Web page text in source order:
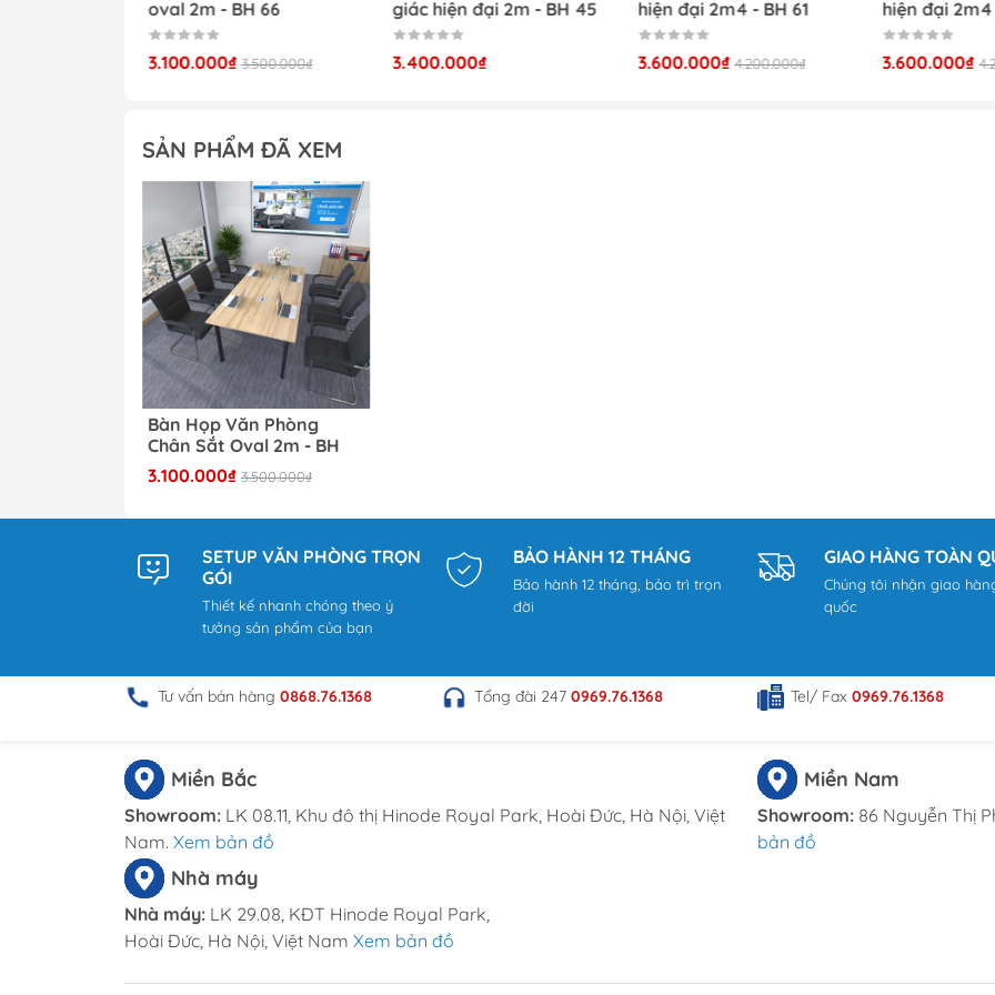
oval 2m - BH 66
3.100.000₫ 3.500.000₫
giác hiện đại 2m - BH 45
3.400.000₫
hiện đại 2m4 - BH 61
3.600.000₫ 4.200.000₫
hiện đại 2m4
3.600.000₫
SẢN PHẨM ĐÃ XEM
Bàn Họp Văn Phòng
Chân Sắt Oval 2m - BH
50
3.100.000₫ 3.500.000₫
SETUP VĂN PHÒNG TRỌN
GÓI
Thiết kế nhanh chóng theo ý
tưởng sản phẩm của bạn
BẢO HÀNH 12 THÁNG
Bảo hành 12 tháng, bảo trì trọn
đời
GIAO HÀNG TOÀN
Chúng tôi nhận giao
quốc
Tư vấn bán hàng 0868.76.1368 Tổng đài 247 0969.76.1368 Tel/ Fax 0969.76.1368
Miền Bắc
Showroom: LK 08.11, Khu đô thị Hinode Royal Park, Hoài Đức, Hà Nội, Việt
Nam. Xem bản đồ
Miền Nam
Showroom: 86 Nguyễn Thị
bản đồ
Nhà máy
Nhà máy: LK 29.08, KĐT Hinode Royal Park,
Hoài Đức, Hà Nội, Việt Nam Xem bản đồ